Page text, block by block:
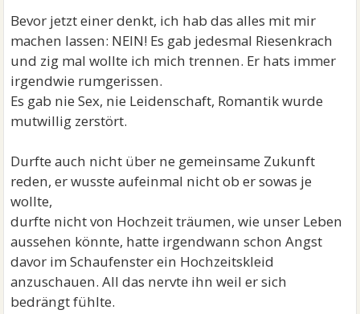
Bevor jetzt einer denkt, ich hab das alles mit mir
machen lassen: NEIN! Es gab jedesmal Riesenkrach
und zig mal wollte ich mich trennen. Er hats immer
irgendwie rumgerissen.
Es gab nie Sex, nie Leidenschaft, Romantik wurde
mutwillig zerstört.
Durfte auch nicht über ne gemeinsame Zukunft
reden, er wusste aufeinmal nicht ob er sowas je
wollte,
durfte nicht von Hochzeit träumen, wie unser Leben
aussehen könnte, hatte irgendwann schon Angst
davor im Schaufenster ein Hochzeitskleid
anzuschauen. All das nervte ihn weil er sich
bedrängt fühlte.